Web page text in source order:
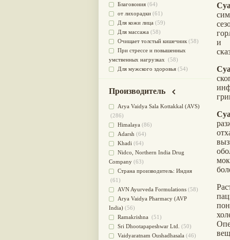
и
Благовония (64)
от лихорадки (61)
Для кожи лица (59)
Для массажа (58)
Очищает толстый кишечник (58)
При стрессе и повышенных
умственных нагрузках (58)
Для мужского здоровья (54)
применения
(51)
Для приготовления пищи(49)
от инфекций мочеполовой
системы(49)
Для стабилизации деятельности
ЦНС(47)
для суставов(47)
Лечит опухоли и отеки
Для медитации(44)
выводит токсины
Для здоровья печени(41)
Для тела(39)
для очищения крови
При диабете (38)
Антиоксидант(37)
Для Капха(Кафа) доши(37)
Производитель
Arya Vaidya Sala Kottakkal (AVS)
(286)
Himalaya (86)
Adarsh (64)
Khadi (64)
Nidсo, Northern India Drug
Company (63)
Страна производитель: Индия
(61)
AVN Ayurveda Formulations (58)
Arya Vaidya Pharmacy (AVP
India) (56)
Ramakrishna (51)
Sri Dhootapapeshwar Ltd. (50)
Vaidyaratnam Oushadhasala (46)